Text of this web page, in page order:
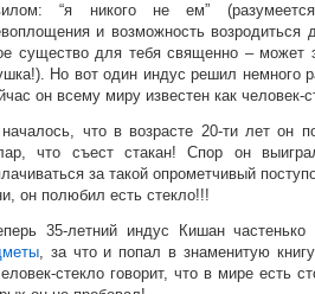
“я никого не ем”
и возможность
существо для тебя священно – может
Но вот один индус решил немного
он всему миру известен как человек-
что в возрасте 20-ти лет он
что съест стакан! Спор он
за такой опрометчивый
он полюбил есть стекло!!!
35-летний индус Кишан
, за что и попал в знаменитую
стекло говорит, что в мире есть